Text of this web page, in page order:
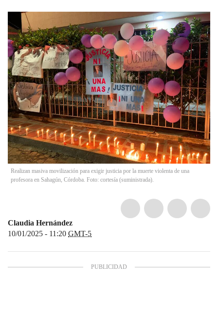
Realizan masiva movilización para exigir justicia por la muerte violenta de una
profesora en Sahagún, Córdoba. Foto: cortesía (suministrada).
Claudia Hernández
10/01/2025 - 11:20 GMT-5